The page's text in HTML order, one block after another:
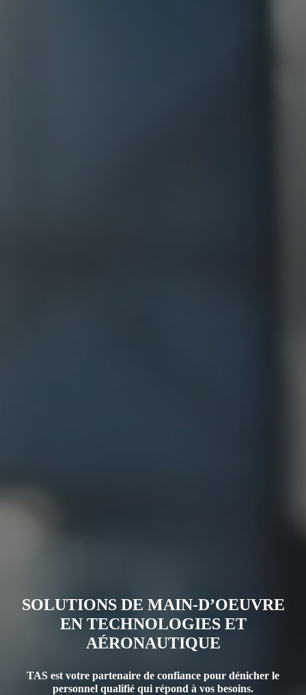
SOLUTIONS DE MAIN-D’OEUVRE
EN TECHNOLOGIES ET
AÉRONAUTIQUE
TAS est votre partenaire de confiance pour dénicher le
personnel qualifié qui répond à vos besoins.